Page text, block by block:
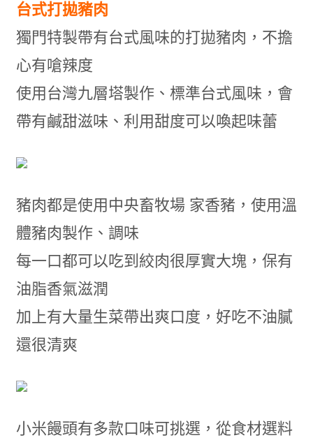
台式打拋豬肉
獨門特製帶有台式風味的打拋豬肉，不擔
心有嗆辣度
使用台灣九層塔製作、標準台式風味，會
帶有鹹甜滋味、利用甜度可以喚起味蕾
豬肉都是使用中央畜牧場 家香豬，使用溫
體豬肉製作、調味
每一口都可以吃到絞肉很厚實大塊，保有
油脂香氣滋潤
加上有大量生菜帶出爽口度，好吃不油膩
還很清爽
小米饅頭有多款口味可挑選，從食材選料